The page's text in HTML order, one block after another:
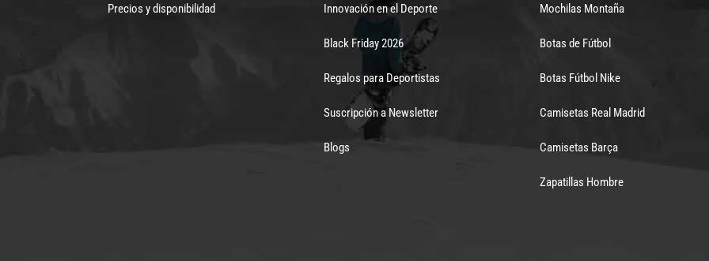
Precios y disponibilidad Innovación en el Deporte
Black Friday 2026
Regalos para Deportistas
Suscripción a Newsletter
Blogs
Mochilas Montaña
Botas de Fútbol
Botas Fútbol Nike
Camisetas Real Madrid
Camisetas Barça
Zapatillas Hombre